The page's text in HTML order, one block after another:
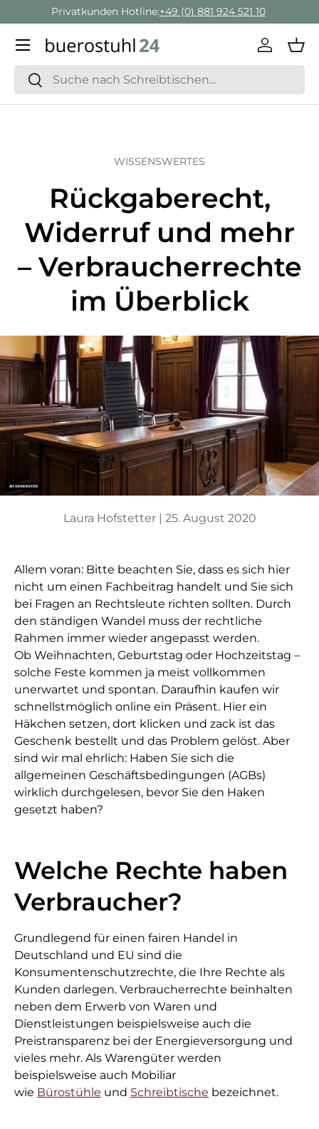
Direkt zum Inhalt
Geschäftskunden Beratung:+ 49 (0) 881 924 521 22
Suchen
Suchen
Menü
WISSENSWERTES
Rückgaberecht,
Widerruf und mehr
– Verbraucherrechte
im Überblick
Laura Hofstetter | 25. August 2020
Allem voran: Bitte beachten Sie, dass es sich hier
nicht um einen Fachbeitrag handelt und Sie sich
bei Fragen an Rechtsleute richten sollten. Durch
den ständigen Wandel muss der rechtliche
Rahmen immer wieder angepasst werden.
Ob Weihnachten, Geburtstag oder Hochzeitstag –
solche Feste kommen ja meist vollkommen
unerwartet und spontan. Daraufhin kaufen wir
schnellstmöglich online ein Präsent. Hier ein
Häkchen setzen, dort klicken und zack ist das
Geschenk bestellt und das Problem gelöst. Aber
sind wir mal ehrlich: Haben Sie sich die
allgemeinen Geschäftsbedingungen (AGBs)
wirklich durchgelesen, bevor Sie den Haken
gesetzt haben?
Welche Rechte haben
Verbraucher?
Grundlegend für einen fairen Handel in
Deutschland und EU sind die
Konsumentenschutzrechte, die Ihre Rechte als
Kunden darlegen. Verbraucherrechte beinhalten
neben dem Erwerb von Waren und
Dienstleistungen beispielsweise auch die
Preistransparenz bei der Energieversorgung und
vieles mehr. Als Warengüter werden
beispielsweise auch Mobiliar
wie Bürostühle und Schreibtische bezeichnet.